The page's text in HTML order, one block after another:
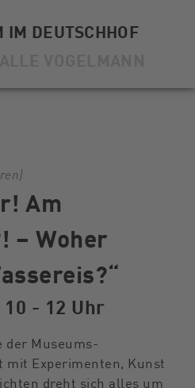
IM DEUTSCHHOF
Am
– Woher
- 12 Uhr
der Museums-
Experimenten, Kunst
dreht sich alles um